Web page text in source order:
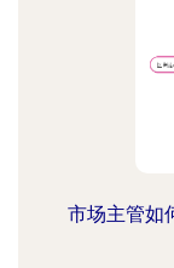
市场主管如